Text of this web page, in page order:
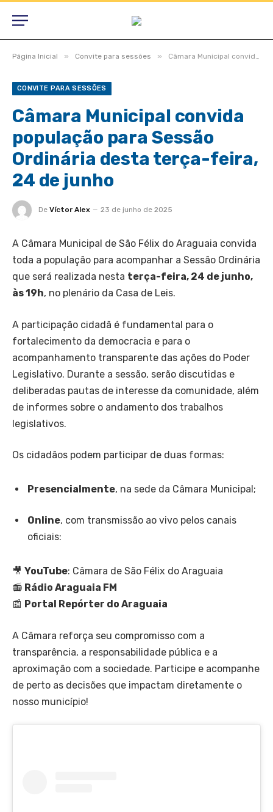
Página Inicial » Convite para sessões » Câmara Municipal convida população para Sessão Ordinária desta terça-feira, 24 de junho
CONVITE PARA SESSÕES
Câmara Municipal convida
população para Sessão
Ordinária desta terça-feira,
24 de junho
De Víctor Alex 23 de junho de 2025
A Câmara Municipal de São Félix do Araguaia convida
toda a população para acompanhar a Sessão Ordinária
que será realizada nesta terça-feira, 24 de junho,
às 19h, no plenário da Casa de Leis.
A participação cidadã é fundamental para o
fortalecimento da democracia e para o
acompanhamento transparente das ações do Poder
Legislativo. Durante a sessão, serão discutidas e
deliberadas pautas de interesse da comunidade, além
de informes sobre o andamento dos trabalhos
legislativos.
Os cidadãos podem participar de duas formas:
Presencialmente, na sede da Câmara Municipal;
Online, com transmissão ao vivo pelos canais
oficiais:
🎥 YouTube: Câmara de São Félix do Araguaia
📻 Rádio Araguaia FM
📰 Portal Repórter do Araguaia
A Câmara reforça seu compromisso com a
transparência, a responsabilidade pública e a
aproximação com a sociedade. Participe e acompanhe
de perto as decisões que impactam diretamente o
nosso município!